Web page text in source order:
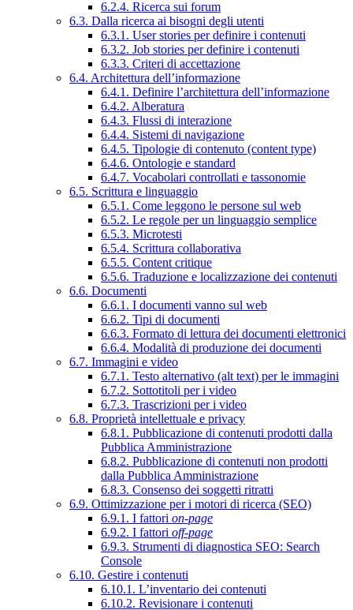
6.2.4. Ricerca sui forum
6.3. Dalla ricerca ai bisogni degli utenti
6.3.1. User stories per definire i contenuti
6.3.2. Job stories per definire i contenuti
6.3.3. Criteri di accettazione
6.4. Architettura dell’informazione
6.4.1. Definire l’architettura dell’informazione
6.4.2. Alberatura
6.4.3. Flussi di interazione
6.4.4. Sistemi di navigazione
6.4.5. Tipologie di contenuto (content type)
6.4.6. Ontologie e standard
6.4.7. Vocabolari controllati e tassonomie
6.5. Scrittura e linguaggio
6.5.1. Come leggono le persone sul web
6.5.2. Le regole per un linguaggio semplice
6.5.3. Microtesti
6.5.4. Scrittura collaborativa
6.5.5. Content critique
6.5.6. Traduzione e localizzazione dei contenuti
6.6. Documenti
6.6.1. I documenti vanno sul web
6.6.2. Tipi di documenti
6.6.3. Formato di lettura dei documenti elettronici
6.6.4. Modalità di produzione dei documenti
6.7. Immagini e video
6.7.1. Testo alternativo (alt text) per le immagini
6.7.2. Sottotitoli per i video
6.7.3. Trascrizioni per i video
6.8. Proprietà intellettuale e privacy
6.8.1. Pubblicazione di contenuti prodotti dalla
Pubblica Amministrazione
6.8.2. Pubblicazione di contenuti non prodotti
dalla Pubblica Amministrazione
6.8.3. Consenso dei soggetti ritratti
6.9. Ottimizzazione per i motori di ricerca (SEO)
6.9.1. I fattori on-page
6.9.2. I fattori off-page
6.9.3. Strumenti di diagnostica SEO: Search
Console
6.10. Gestire i contenuti
6.10.1. L’inventario dei contenuti
6.10.2. Revisionare i contenuti